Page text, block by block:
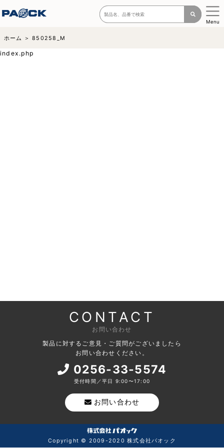
Menu
ホーム 850258_M
index.php
CONTACT
お問い合わせ
製品に対するご意見・ご質問がございましたら
お問い合わせください。
0256-33-5574
受付時間／平日 9:00〜17:00
お問い合わせ
Copyright © 2009-2020 株式会社パオック